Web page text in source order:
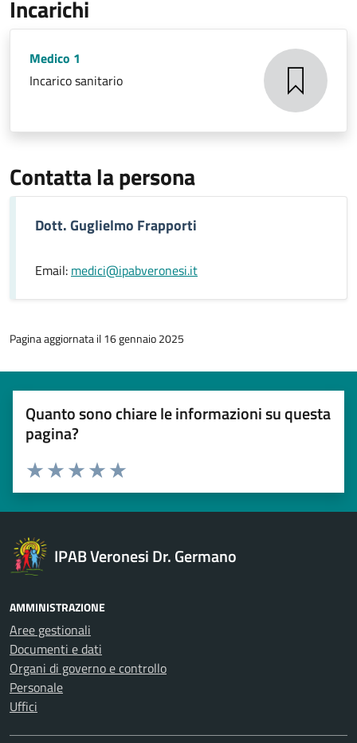
Incarichi
Medico 1
Incarico sanitario
Contatta la persona
Dott. Guglielmo Frapporti
Email: medici@ipabveronesi.it
Pagina aggiornata il 16 gennaio 2025
Quanto sono chiare le informazioni su questa
pagina?
Esprimi una valutazione
Valuta 5 stelle su 5
Valuta 4 stelle su 5
Valuta 3 stelle su 5
Valuta 2 stelle su 5
Valuta 1 stelle su 5
IPAB Veronesi Dr. Germano
AMMINISTRAZIONE
Aree gestionali
Documenti e dati
Organi di governo e controllo
Personale
Uffici